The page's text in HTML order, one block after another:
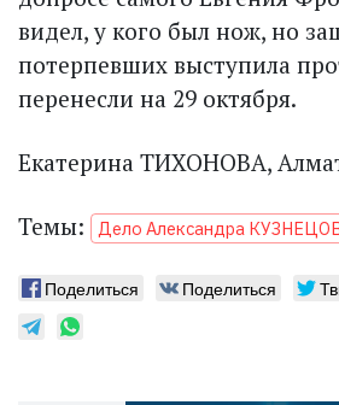
видел, у кого был нож, но
потерпевших выступила
перенесли на 29 октября.
Екатерина ТИХОНОВА,
Темы: Дело Александра
Поделиться Поделиться